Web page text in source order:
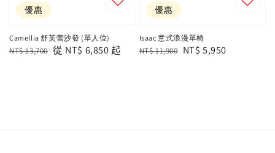
優惠
Camellia 舒芙蕾沙發 (單人位)
Regular
NT$ 13,700 Sale
從 NT$ 6,850 起
優惠
Isaac 意式浪漫單椅
Regular
NT$ 11,900 Sale
NT$ 5,950